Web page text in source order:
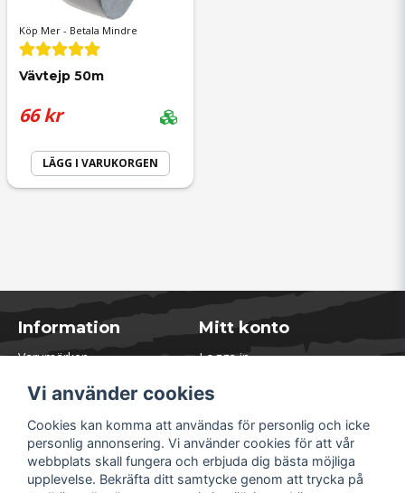
Köp Mer - Betala Mindre
Vävtejp 50m
66 kr
LÄGG I VARUKORGEN
Information
Varumärken
Kontakta oss
Öppettider Lager
Om Soliduct
Soliduct & Ventilation.se
Mitt konto
Logga in
Glömt lösenord?
Vi använder cookies
Cookies kan komma att användas för personlig och icke
personlig annonsering. Vi använder cookies för att vår
webbplats skall fungera och erbjuda dig bästa möjliga
upplevelse. Bekräfta ditt samtycke genom att trycka på